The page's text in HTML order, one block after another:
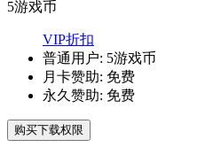
5游戏币
VIP折扣
普通用户: 5游戏币
月卡赞助: 免费
永久赞助: 免费
购买下载权限